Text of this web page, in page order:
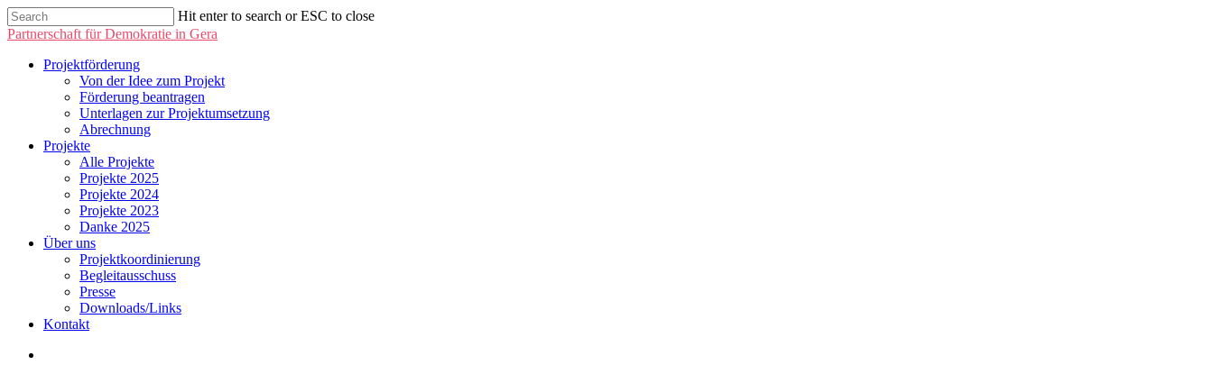
Hit enter to search or ESC to close
Partnerschaft für Demokratie in Gera
Projektförderung
Von der Idee zum Projekt
Förderung beantragen
Unterlagen zur Projektumsetzung
Abrechnung
Projekte
Alle Projekte
Projekte 2025
Projekte 2024
Projekte 2023
Danke 2025
Über uns
Projektkoordinierung
Begleitausschuss
Presse
Downloads/Links
Kontakt